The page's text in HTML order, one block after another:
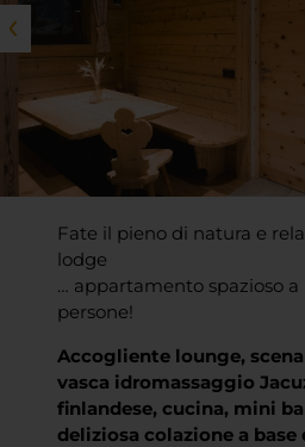
Fate il pieno di natura e
lodge
… appartamento spazioso
persone!
Accogliente lounge,
vasca idromassaggio
finlandese, cucina, mini
deliziosa colazione a